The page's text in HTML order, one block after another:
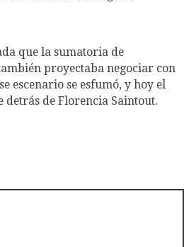
que la sumatoria de
proyectaba negociar con
escenario se esfumó, y hoy el
de Florencia Saintout.